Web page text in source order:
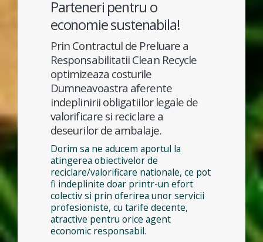
Parteneri pentru o
economie sustenabila!
Prin Contractul de Preluare a
Responsabilitatii Clean Recycle
optimizeaza costurile
Dumneavoastra aferente
indeplinirii obligatiilor legale de
valorificare si reciclare a
deseurilor de ambalaje.
Dorim sa ne aducem aportul la
atingerea obiectivelor de
reciclare/valorificare nationale, ce pot
fi indeplinite doar printr-un efort
colectiv si prin oferirea unor servicii
profesioniste, cu tarife decente,
atractive pentru orice agent
economic responsabil.